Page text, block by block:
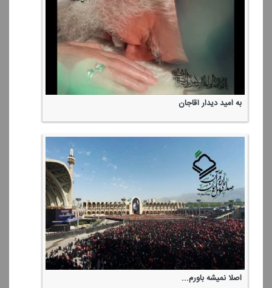
به امید دیدار آقاجان
اصلا نمیشه باورم...